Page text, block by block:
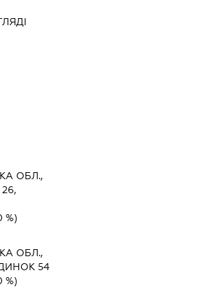
ОБЛ.,
%)
ОБЛ.,
54
%)